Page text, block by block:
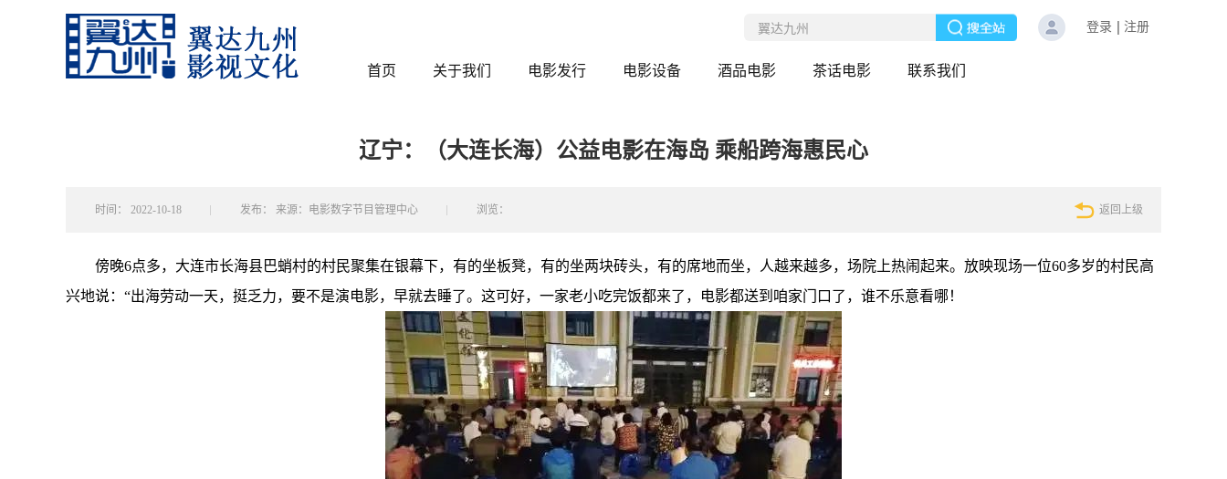
登录 注册
首页 关于我们 电影发行 电影设备 酒品电影 茶话电影 联系我们
辽宁：（大连长海）公益电影在海岛 乘船跨海惠民心
时间： 2022-10-18 发布： 来源：电影数字节目管理中心 浏览： 返回上级
傍晚6点多，大连市长海县巴蛸村的村民聚集在银幕下，有的坐板凳，有的坐两块砖头，有的席地而坐，人越来越多，场院上热闹起来。放映现场一位60多岁的村民高
兴地说：“出海劳动一天，挺乏力，要不是演电影，早就去睡了。这可好，一家老小吃完饭都来了，电影都送到咱家门口了，谁不乐意看哪！